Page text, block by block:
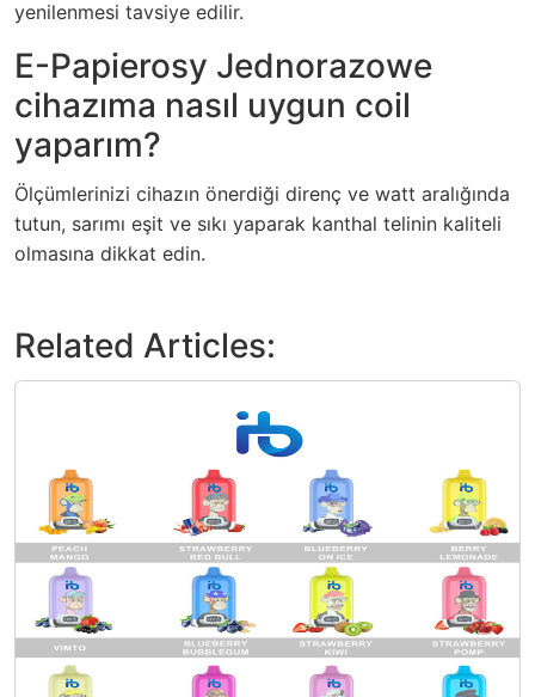
yenilenmesi tavsiye edilir.
E-Papierosy Jednorazowe
cihazıma nasıl uygun coil
yaparım?
Ölçümlerinizi cihazın önerdiği direnç ve watt aralığında
tutun, sarımı eşit ve sıkı yaparak kanthal telinin kaliteli
olmasına dikkat edin.
Related Articles: